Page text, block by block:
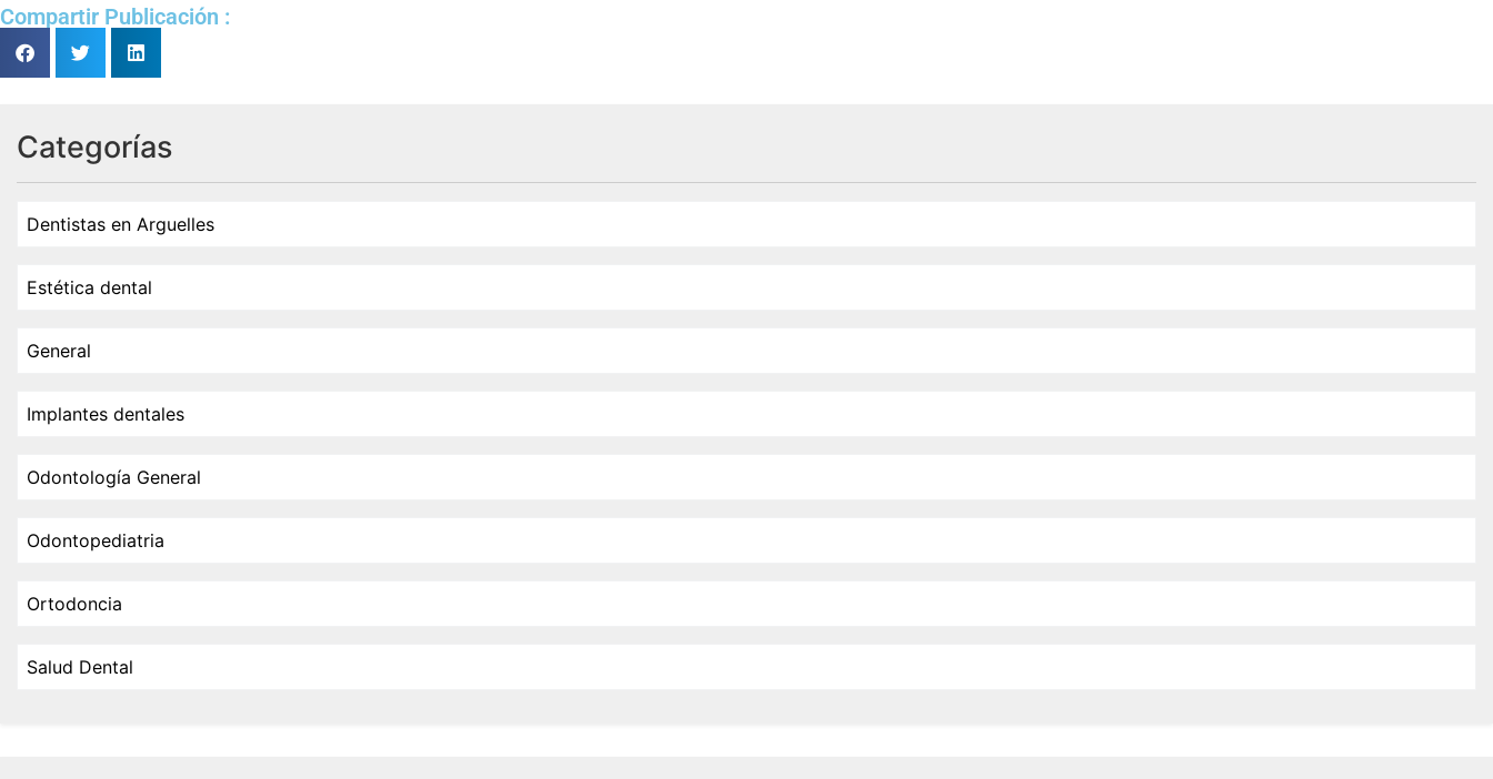
Compartir Publicación :
Categorías
Dentistas en Arguelles
Estética dental
General
Implantes dentales
Odontología General
Odontopediatria
Ortodoncia
Salud Dental